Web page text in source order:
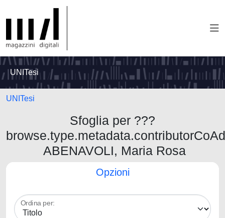
UNITesi
UNITesi
Sfoglia per ???
ABENAVOLI, Maria Rosa
Opzioni
Ordina per: